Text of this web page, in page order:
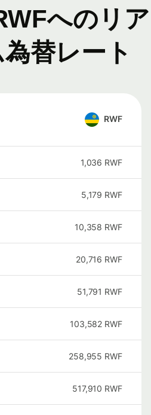
へのリア
替レート
RWF
1,036 RWF
5,179 RWF
10,358 RWF
20,716 RWF
51,791 RWF
103,582 RWF
258,955 RWF
517,910 RWF